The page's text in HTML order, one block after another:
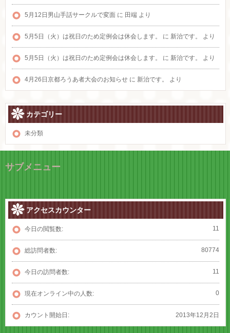
5月12日男山手話サークルで変面 に 田端 より
5月5日（火）は祝日のため定例会は休会します。 に 新治です。 より
5月5日（火）は祝日のため定例会は休会します。 に 新治です。 より
4月26日京都ろうあ者大会のお知らせ に 新治です。 より
カテゴリー
未分類
サブメニュー
アクセスカウンター
11
今日の閲覧数:
80774
総訪問者数:
11
今日の訪問者数:
0
現在オンライン中の人数:
2013年12月2日
カウント開始日: